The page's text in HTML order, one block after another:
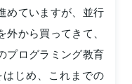
めていますが、並行
から買ってきて、
プログラミング教育
じめ、これまでの